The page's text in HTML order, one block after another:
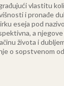
vlastitu
i pronađe
eseja pod
a
života i
o sopstvenom